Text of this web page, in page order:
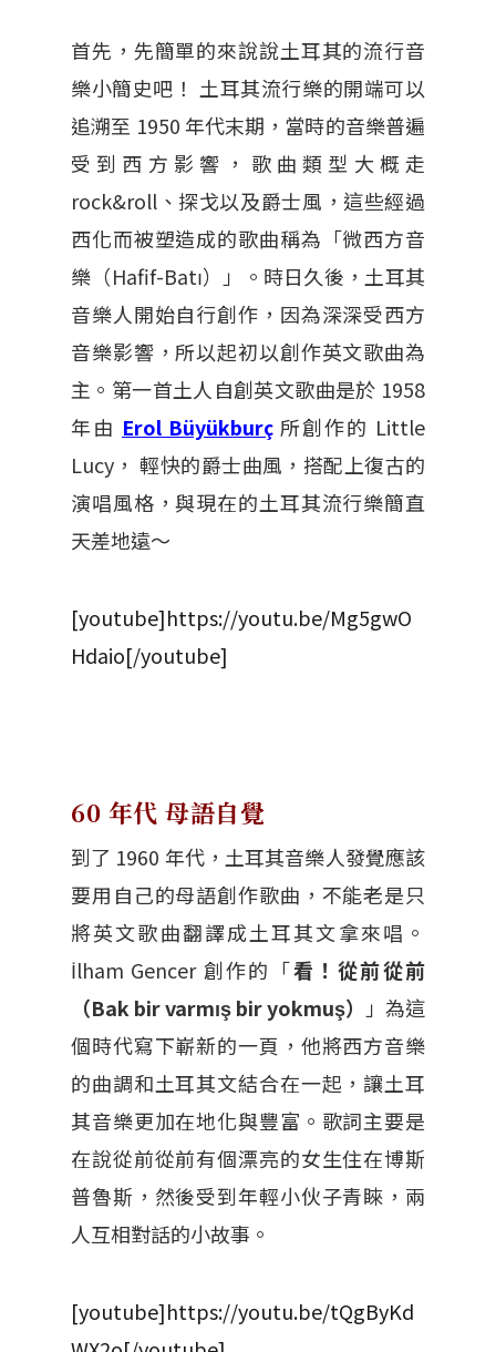
首先，先簡單的來說說土耳其的流行音
樂小簡史吧！ 土耳其流行樂的開端可以
追溯至 1950 年代末期，當時的音樂普遍
受到西方影響，歌曲類型大概走
rock&roll、探戈以及爵士風，這些經過
西化而被塑造成的歌曲稱為「微西方音
樂（Hafif-Batı）」。時日久後，土耳其
音樂人開始自行創作，因為深深受西方
音樂影響，所以起初以創作英文歌曲為
主。第一首土人自創英文歌曲是於 1958
年由 Erol Büyükburç 所創作的 Little
Lucy， 輕快的爵士曲風，搭配上復古的
演唱風格，與現在的土耳其流行樂簡直
天差地遠～
[youtube]https://youtu.be/Mg5gwO
Hdaio[/youtube]
60 年代 母語自覺
到了 1960 年代，土耳其音樂人發覺應該
要用自己的母語創作歌曲，不能老是只
將英文歌曲翻譯成土耳其文拿來唱。
İlham Gencer 創作的「看！從前從前
（Bak bir varmış bir yokmuş）
」為這
個時代寫下嶄新的一頁，他將西方音樂
的曲調和土耳其文結合在一起，讓土耳
其音樂更加在地化與豐富。歌詞主要是
在說從前從前有個漂亮的女生住在博斯
普魯斯，然後受到年輕小伙子青睞，兩
人互相對話的小故事。
[youtube]https://youtu.be/tQgByKd